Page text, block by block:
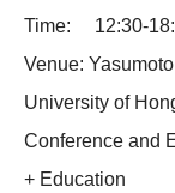
Time: 12:30-
Venue:
University of
Conference and
+ Education